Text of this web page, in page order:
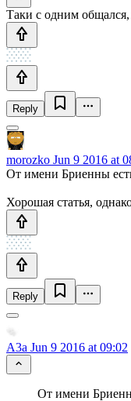
Таки с одним
Reply
morozko Jun 9 2016 at
От имени Бриенны
Хорошая статья,
Reply
A3a Jun 9 2016 at 09:02
От имени